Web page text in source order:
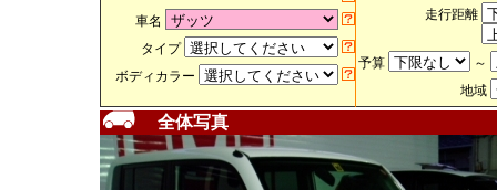
車名
タイプ
ボディカラー
走行距離
予算
～
地域
全体写真